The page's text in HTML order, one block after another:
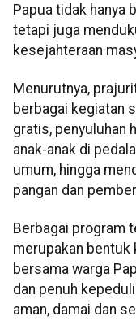
Papua tidak hanya
tetapi juga
kesejahteraan
Menurutnya,
berbagai kegiatan
gratis, penyuluhan
anak-anak di
umum, hingga
pangan dan
Berbagai program
merupakan
bersama warga
dan penuh
aman, damai dan